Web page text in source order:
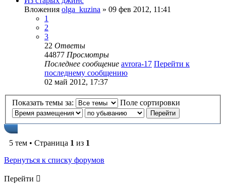
Вложения olga_kuzina » 09 фев 2012, 11:41
1
2
3
22 Ответы
44877 Просмотры
Последнее сообщение avrora-17 Перейти к
последнему сообщению
02 май 2012, 17:37
Показать темы за: Поле сортировки
5 тем • Страница 1 из 1
Вернуться к списку форумов
Перейти